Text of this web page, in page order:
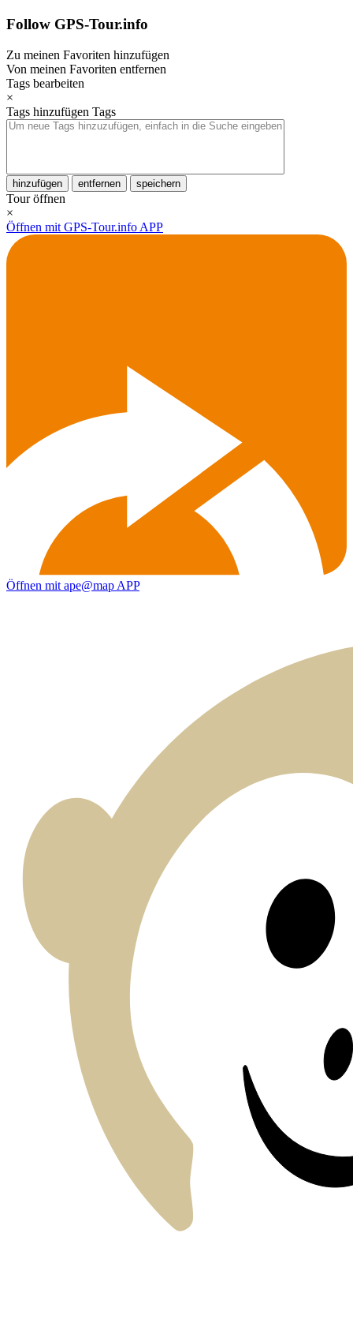
Follow GPS-Tour.info
Zu meinen Favoriten hinzufügen
Von meinen Favoriten entfernen
Tags bearbeiten
×
Tags hinzufügen Tags
hinzufügen entfernen speichern
Tour öffnen
×
Öffnen mit GPS-Tour.info APP
Öffnen mit ape@map APP